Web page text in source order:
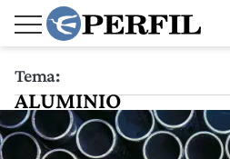
Tema:
ALUMINIO